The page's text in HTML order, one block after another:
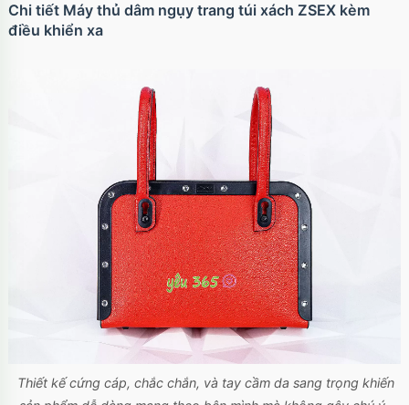
Chi tiết Máy thủ dâm ngụy trang túi xách ZSEX kèm
điều khiển xa
Thiết kế cứng cáp, chắc chắn, và tay cầm da sang trọng khiến